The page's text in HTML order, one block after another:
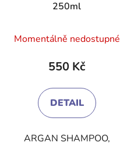
250ml
hodnocení
produktu
3,1
z
hvězdiček.
Momentálně nedostupné
550 Kč
DETAIL
ARGAN SHAMPOO,